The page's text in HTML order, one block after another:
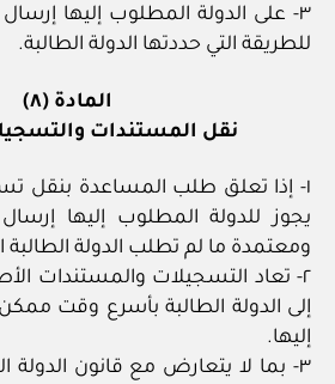
٣- على الدولة المطلوب إليها إرسال
للطريقة التي حددتها الدولة الطالبة.
المادة (٨)
نقل المستندات
١- إذا تعلق طلب المساعدة بنقل
يجوز للدولة المطلوب إليها
ومعتمدة ما لم تطلب الدولة
٢- تعاد التسجيلات والمستندات
إلى الدولة الطالبة بأسرع وقت
إليها.
٣- بما لا يتعارض مع قانون الدولة